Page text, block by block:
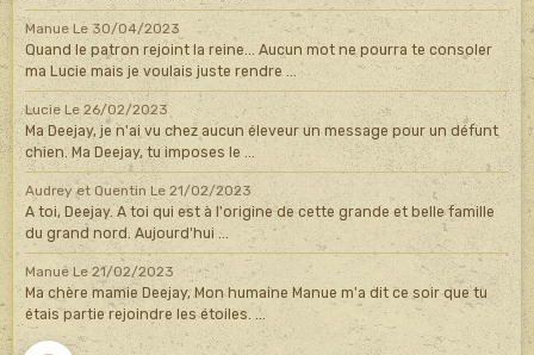
Manue Le 30/04/2023
Quand le patron rejoint la reine... Aucun mot ne pourra te consoler
ma Lucie mais je voulais juste rendre ...
Lucie Le 26/02/2023
Ma Deejay, je n'ai vu chez aucun éleveur un message pour un défunt
chien. Ma Deejay, tu imposes le ...
Audrey et Quentin Le 21/02/2023
A toi, Deejay. A toi qui est à l'origine de cette grande et belle famille
du grand nord. Aujourd'hui ...
Manue Le 21/02/2023
Ma chère mamie Deejay, Mon humaine Manue m'a dit ce soir que tu
étais partie rejoindre les étoiles. ...